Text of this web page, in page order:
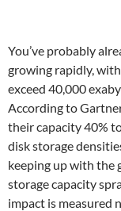
You’ve probably
growing rapidly,
exceed 40,000
According to
their capacity 40%
disk storage
keeping up with the
storage capacity
impact is measured